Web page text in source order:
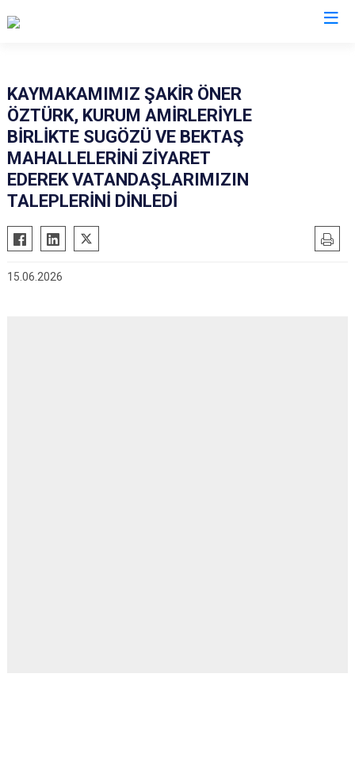
Akseki
Alanya
Elmalı
Finike
Gazipaşa
Gündoğmuş
İbradı
Korkuteli
Kumluca
Manavgat
KAYMAKAMIMIZ ŞAKİR ÖNER
ÖZTÜRK, KURUM AMİRLERİYLE
BİRLİKTE SUGÖZÜ VE BEKTAŞ
MAHALLELERİNİ ZİYARET
EDEREK VATANDAŞLARIMIZIN
TALEPLERİNİ DİNLEDİ
15.06.2026